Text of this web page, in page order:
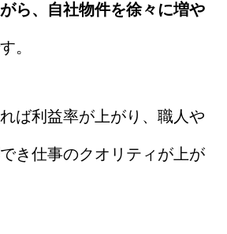
ら、自社物件を徐々に増や
。
ば利益率が上がり、職人や
き仕事のクオリティが上が